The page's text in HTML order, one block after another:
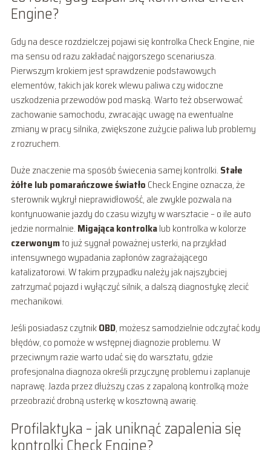
Engine?
Gdy na desce rozdzielczej pojawi się kontrolka Check Engine, nie
ma sensu od razu zakładać najgorszego scenariusza.
Pierwszym krokiem jest sprawdzenie podstawowych
elementów, takich jak korek wlewu paliwa czy widoczne
uszkodzenia przewodów pod maską. Warto też obserwować
zachowanie samochodu, zwracając uwagę na ewentualne
zmiany w pracy silnika, zwiększone zużycie paliwa lub problemy
z rozruchem.
Duże znaczenie ma sposób świecenia samej kontrolki. Stałe
żółte lub pomarańczowe światło Check Engine oznacza, że
sterownik wykrył nieprawidłowość, ale zwykle pozwala na
kontynuowanie jazdy do czasu wizyty w warsztacie – o ile auto
jedzie normalnie. Migająca kontrolkalub kontrolka w kolorze
czerwonymto już sygnał poważnej usterki, na przykład
intensywnego wypadania zapłonów zagrażającego
katalizatorowi. W takim przypadku należy jak najszybciej
zatrzymać pojazd i wyłączyć silnik, a dalszą diagnostykę zlecić
mechanikowi.
Jeśli posiadasz czytnikOBD, możesz samodzielnie odczytać kody
błędów, co pomoże w wstępnej diagnozie problemu. W
przeciwnym razie warto udać się do warsztatu, gdzie
profesjonalna diagnoza określi przyczynę problemu i zaplanuje
naprawę. Jazda przez dłuższy czas z zapaloną kontrolką może
przeobrazić drobną usterkę w kosztowną awarię.
Profilaktyka – jak uniknąć zapalenia się